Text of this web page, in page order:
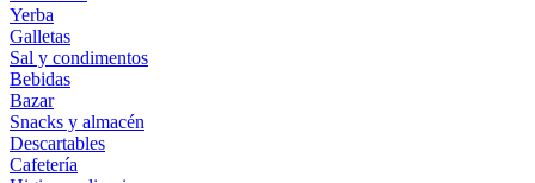
Yerba
Galletas
Sal y condimentos
Bebidas
Bazar
Snacks y almacén
Descartables
Cafetería